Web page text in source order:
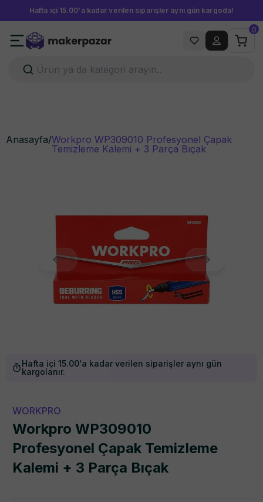
Hafta içi 15.00'a kadar verilen siparişler aynı gün kargoda!
0
Anasayfa/Workpro WP309010 Profesyonel Çapak
Temizleme Kalemi + 3 Parça Bıçak
Hafta içi 15.00'a kadar verilen siparişler aynı gün
kargolanır.
WORKPRO
Workpro WP309010
Profesyonel Çapak Temizleme
Kalemi + 3 Parça Bıçak